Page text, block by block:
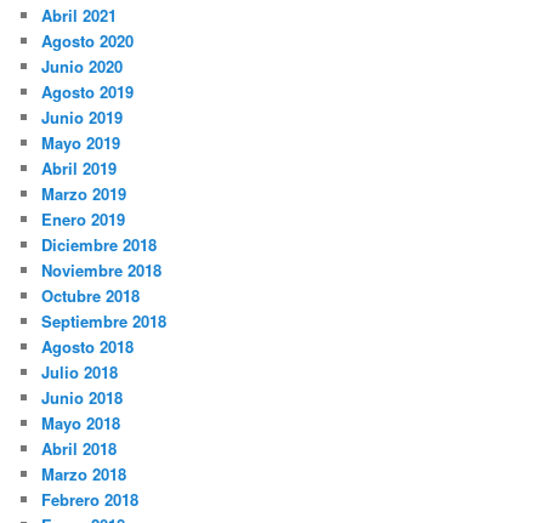
Abril 2021
Agosto 2020
Junio 2020
Agosto 2019
Junio 2019
Mayo 2019
Abril 2019
Marzo 2019
Enero 2019
Diciembre 2018
Noviembre 2018
Octubre 2018
Septiembre 2018
Agosto 2018
Julio 2018
Junio 2018
Mayo 2018
Abril 2018
Marzo 2018
Febrero 2018